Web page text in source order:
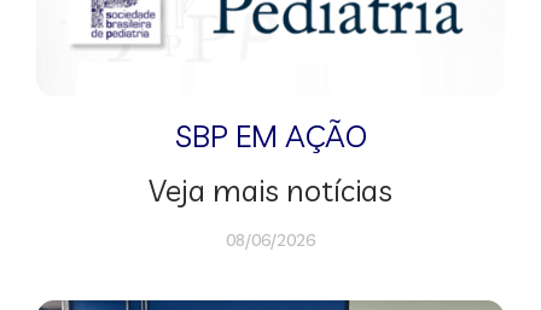
SBP EM AÇÃO
Veja mais notícias
08/06/2026